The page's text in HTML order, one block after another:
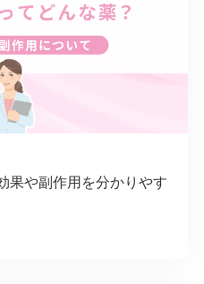
果や副作用を分かりやす